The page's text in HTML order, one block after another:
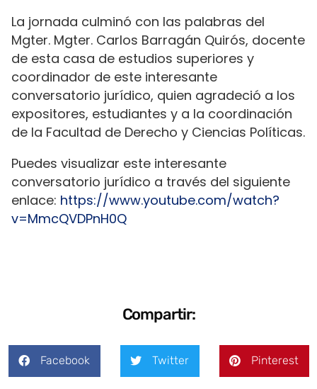
La jornada culminó con las palabras del
Mgter. Mgter. Carlos Barragán Quirós, docente
de esta casa de estudios superiores y
coordinador de este interesante
conversatorio jurídico, quien agradeció a los
expositores, estudiantes y a la coordinación
de la Facultad de Derecho y Ciencias Políticas.
Puedes visualizar este interesante
conversatorio jurídico a través del siguiente
enlace: https://www.youtube.com/watch?
v=MmcQVDPnH0Q
Compartir:
Facebook Twitter Pinterest